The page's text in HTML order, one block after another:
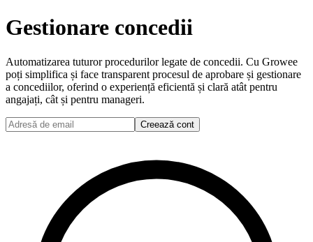
Gestionare concedii
Automatizarea tuturor procedurilor legate de concedii. Cu Growee
poți simplifica și face transparent procesul de aprobare și gestionare
a concediilor, oferind o experiență eficientă și clară atât pentru
angajați, cât și pentru manageri.
Creează cont